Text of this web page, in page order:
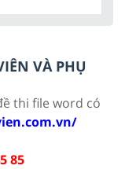
VÀ PHỤ
thi file word có
85